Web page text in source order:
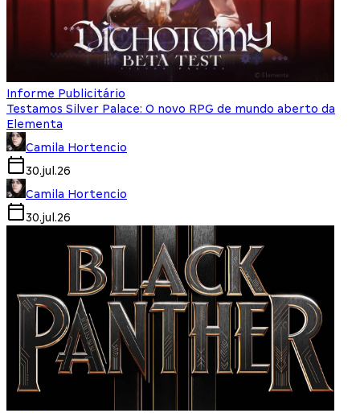
Informe Publicitário
Testamos Silver Palace: O novo RPG de mundo aberto da
Elementa
Camila Hortencio
30.jul.26
Camila Hortencio
30.jul.26